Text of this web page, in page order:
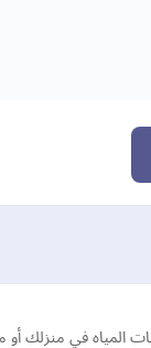
المياه في منزلك أو